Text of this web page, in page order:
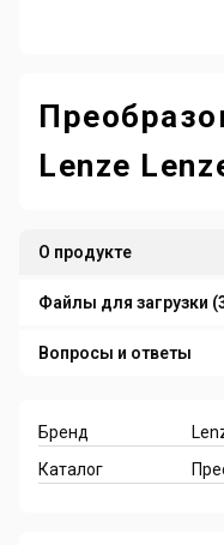
Lenze
Бренд
Каталог
О продукте
Файлы для загрузки
Вопросы и ответы